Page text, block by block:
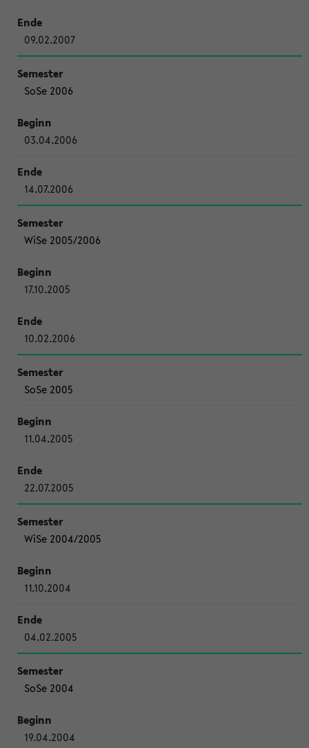
09.02.2007
SoSe 2006
03.04.2006
14.07.2006
WiSe 2005/2006
17.10.2005
10.02.2006
SoSe 2005
11.04.2005
22.07.2005
WiSe 2004/2005
11.10.2004
04.02.2005
SoSe 2004
19.04.2004